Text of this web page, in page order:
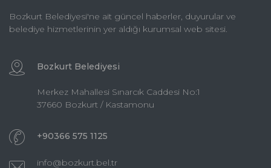
Bozkurt Belediyesi'ne ait güncel haberler, duyurular ve
belediye hizmetlerinin yer aldığı kurumsal web sitesi.
Bozkurt Belediyesi
Merkez Mahallesi Sınarcık Caddesi No:1
37660 Bozkurt / Kastamonu
+90366 575 1125
info@bozkurt.bel.tr